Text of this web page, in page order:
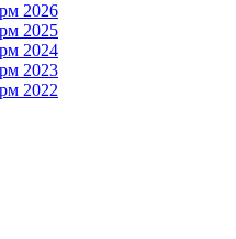
2026
2025
2024
2023
2022